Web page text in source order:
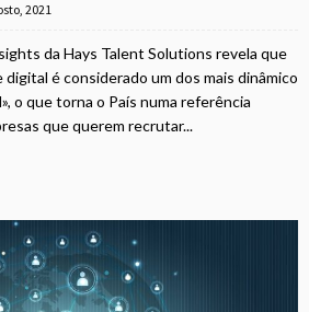
2021
da Hays Talent Solutions revela que
é considerado um dos mais dinâmico
o que torna o País numa referência
que querem recrutar...